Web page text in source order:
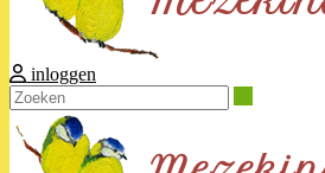
inloggen